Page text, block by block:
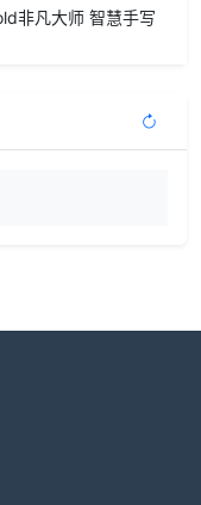
非凡大师 智慧手写